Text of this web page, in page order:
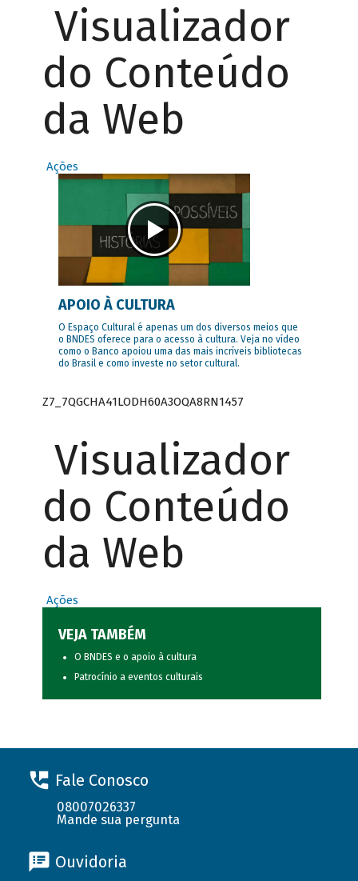
Visualizador
do Conteúdo
da Web
Ações
APOIO À CULTURA
O Espaço Cultural é apenas um dos diversos meios que
o BNDES oferece para o acesso à cultura. Veja no vídeo
como o Banco apoiou uma das mais incríveis bibliotecas
do Brasil e como investe no setor cultural.
Z7_7QGCHA41LODH60A3OQA8RN1457
Visualizador
do Conteúdo
da Web
Ações
VEJA TAMBÉM
O BNDES e o apoio à cultura
Patrocínio a eventos culturais
Fale Conosco
08007026337
Mande sua pergunta
Ouvidoria